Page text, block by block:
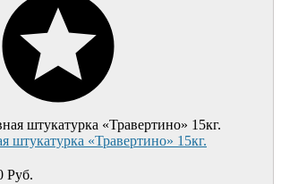
штукатурка «Травертино» 15кг.
Руб.